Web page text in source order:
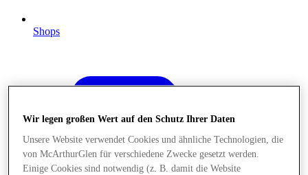
Shops
Wir legen großen Wert auf den Schutz Ihrer Daten
Unsere Website verwendet Cookies und ähnliche Technologien, die
von McArthurGlen für verschiedene Zwecke gesetzt werden.
Einige Cookies sind notwendig (z. B. damit die Website